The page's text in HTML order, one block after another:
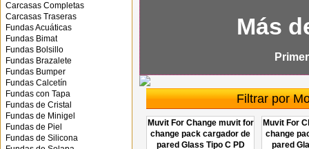
Carcasas Completas
Carcasas Traseras
Fundas Acuáticas
Fundas Bimat
Fundas Bolsillo
Fundas Brazalete
Fundas Bumper
Fundas Calcetín
Fundas con Tapa
Fundas de Cristal
Fundas de Minigel
Fundas de Piel
Fundas de Silicona
Más
Filtrar por
Muvit For Change muvit for
change pack cargador de
pared Glass Tipo C PD
Muvit For
change
pared